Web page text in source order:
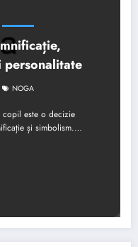
personalitate
NOGA
copil este o decizie
și simbolism.…